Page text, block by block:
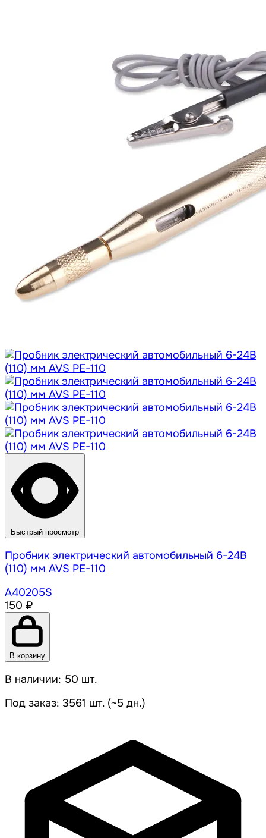
Быстрый просмотр
Пробник электрический автомобильный 6-24В
(110) мм AVS PE-110
A40205S
150 ₽
В корзину
В наличии: 50 шт.
Под заказ: 3561 шт. (~5 дн.)